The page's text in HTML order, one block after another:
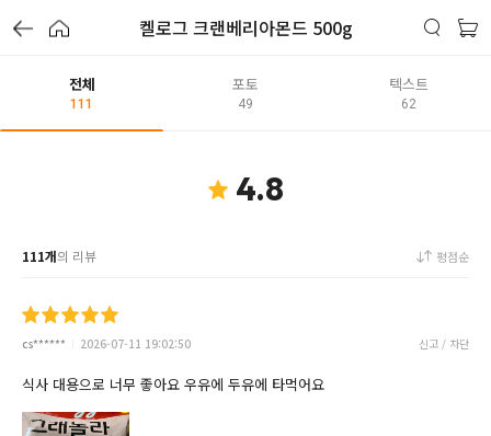
켈로그 크랜베리아몬드 500g
전체
111
포토
49
텍스트
62
4.8
111개의 리뷰 평점순
cs****** 2026-07-11 19:02:50 신고 / 차단
식사 대용으로 너무 좋아요 우유에 두유에 타먹어요